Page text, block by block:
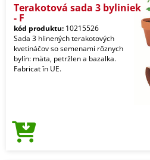
Terakotová sada 3 byliniek
- F
kód produktu: 10215526
Sada 3 hlinených terakotových
kvetináčov so semenami rôznych
bylín: mäta, petržlen a bazalka.
Fabricat în UE.